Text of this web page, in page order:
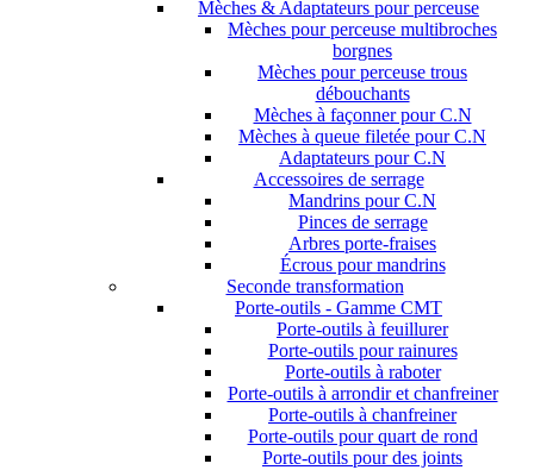
Mèches & Adaptateurs pour perceuse
Mèches pour perceuse multibroches
borgnes
Mèches pour perceuse trous
débouchants
Mèches à façonner pour C.N
Mèches à queue filetée pour C.N
Adaptateurs pour C.N
Accessoires de serrage
Mandrins pour C.N
Pinces de serrage
Arbres porte-fraises
Écrous pour mandrins
Seconde transformation
Porte-outils - Gamme CMT
Porte-outils à feuillurer
Porte-outils pour rainures
Porte-outils à raboter
Porte-outils à arrondir et chanfreiner
Porte-outils à chanfreiner
Porte-outils pour quart de rond
Porte-outils pour des joints